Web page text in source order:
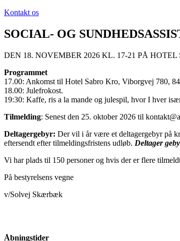
Kontakt os
SOCIAL- OG
DEN 18. NOVEMBER 2026 KL. 17-21 PÅ HOTEL
Programmet
17.00: Ankomst til Hotel Sabro Kro, Viborgvej 780,
18.00: Julefrokost.
19:30: Kaffe, ris a la mande og julespil, hvor I hver
Tilmelding: Senest den 25. oktober 2026 til
Deltagergebyr: Der vil i år være et deltagergebyr på
eftersendt efter tilmeldingsfristens udløb. Deltager
Vi har plads til 150 personer og hvis der er flere
På bestyrelsens vegne
v/Solvej Skærbæk
Åbningstider